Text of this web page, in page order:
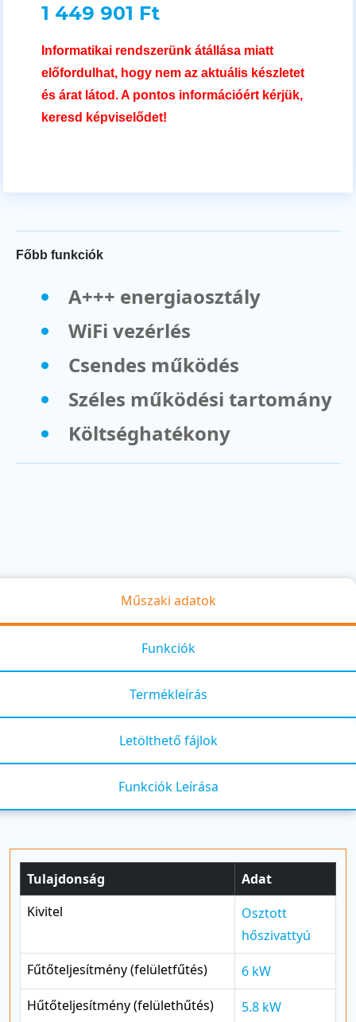
1 449 901 Ft
Informatikai rendszerünk átállása miatt
előfordulhat, hogy nem az aktuális készletet
és árat látod. A pontos információért kérjük,
keresd képviselődet!
Főbb funkciók
A+++ energiaosztály
WiFi vezérlés
Csendes működés
Széles működési tartomány
Költséghatékony
Műszaki adatok
Funkciók
Termékleírás
Letölthető fájlok
Funkciók Leírása
Tulajdonság
Adat
Kivitel
Osztott
hőszivattyú
Fűtőteljesítmény (felületfűtés)
6 kW
Hűtőteljesítmény (felülethűtés)
5.8 kW